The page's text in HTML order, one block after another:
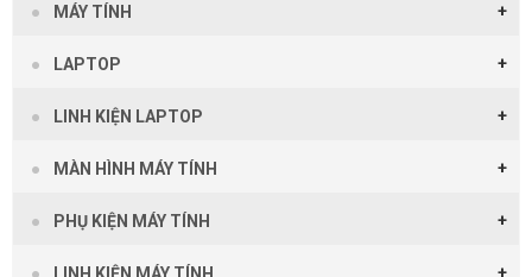
MÁY TÍNH
LAPTOP
LINH KIỆN LAPTOP
MÀN HÌNH MÁY TÍNH
PHỤ KIỆN MÁY TÍNH